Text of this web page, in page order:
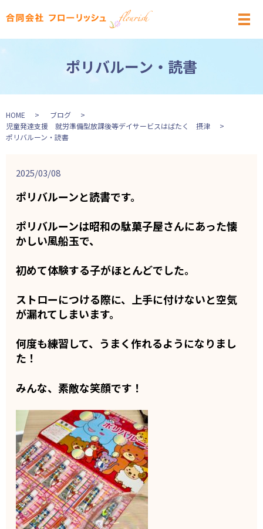
メ
ポリバルーン・読書
HOME
ブログ
児童発達支援 就労準備型放課後等デイサービスはばたく 摂津
ポリバルーン・読書
2025/03/08
ポリバルーンと読書です。
ポリバルーンは昭和の駄菓子屋さんにあった懐
かしい風船玉で、
初めて体験する子がほとんどでした。
ストローにつける際に、上手に付けないと空気
が漏れてしまいます。
何度も練習して、うまく作れるようになりまし
た！
みんな、素敵な笑顔です！